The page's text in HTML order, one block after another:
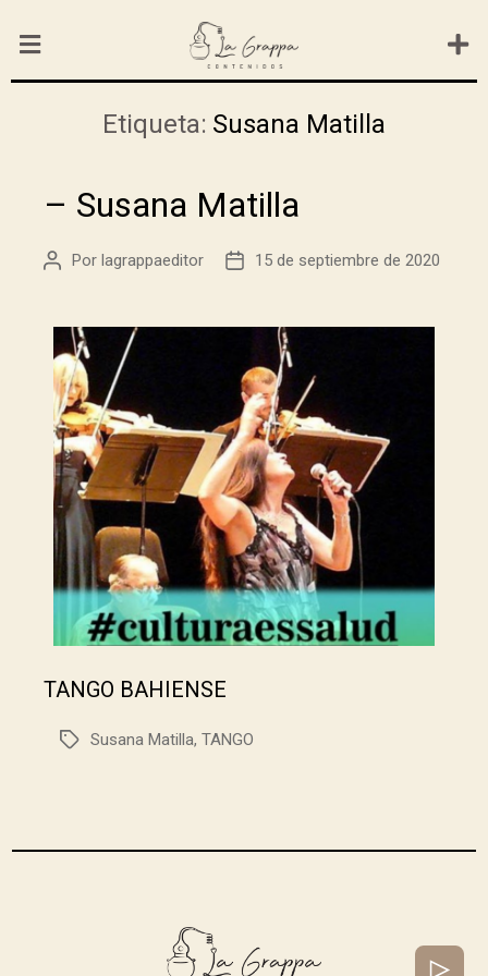
Etiqueta: Susana Matilla
– Susana Matilla
Por lagrappaeditor 15 de septiembre de 2020
TANGO BAHIENSE
Susana Matilla, TANGO